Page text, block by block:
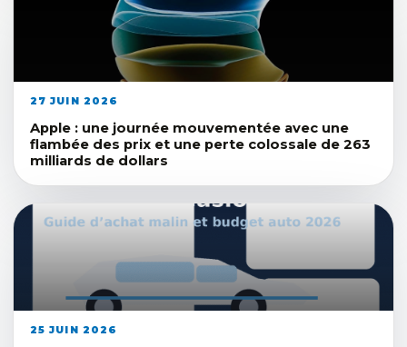
27 JUIN 2026
Apple : une journée mouvementée avec une
flambée des prix et une perte colossale de 263
milliards de dollars
25 JUIN 2026